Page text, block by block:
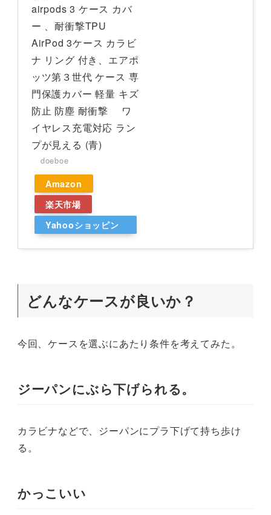
airpods 3 ケース カバ
ー 、耐衝撃TPU
AirPod 3ケース カラビ
ナ リング 付き、エアポ
ッツ第３世代 ケース 専
門保護カバー 軽量 キズ
防止 防塵 耐衝撃 ワ
イヤレス充電対応 ラン
プが見える (青)
doeboe
Amazon
楽天市場
Yahooショッピン
どんなケースが良いか？
今回、ケースを選ぶにあたり条件を考えてみた。
ジーパンにぶら下げられる。
カラビナなどで、ジーパンにプラ下げて持ち歩け
る。
かっこいい